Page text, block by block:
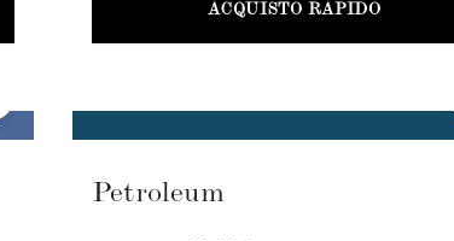
ACQUISTO RAPIDO
Petroleum